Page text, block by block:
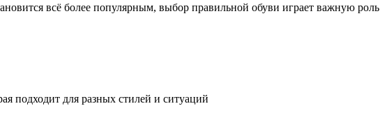
всё более популярным, выбор правильной обуви играет важную роль
подходит для разных стилей и ситуаций